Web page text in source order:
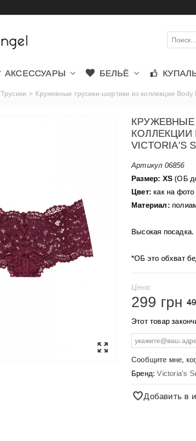
АКСЕССУАРЫ БЕЛЬЁ
Трусики > Кружевные трусики-шортики из коллекции
КРУЖЕВНЫЕ
КОЛЛЕКЦИИ
VICTORIA'S
Артикул 06856
Размер: XS(ОБ
Цвет: как на фото
Материал:
Высокая посадка.
*ОБ это обхват
Цена:
299 грн
Этот товар
Сообщите мне,
Бренд:Victoria's
Добавить в